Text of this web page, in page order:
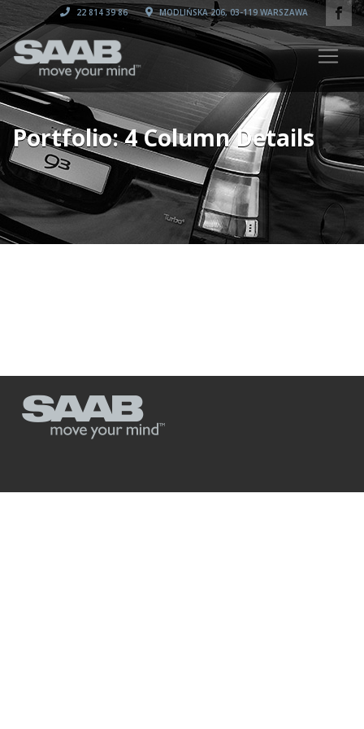
22 814 39 86 MODLIŃSKA 206, 03-119 WARSZAWA
Portfolio: 4 Column Details